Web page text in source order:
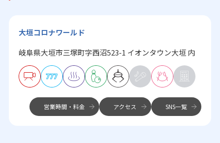
大垣コロナワールド
岐阜県大垣市三塚町字西沼523-1 イオンタウン大垣 内
営業時間・料金 アクセス SNS一覧